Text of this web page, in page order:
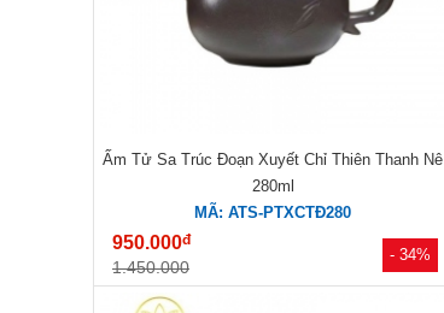
- 34%
Ấm Tử Sa Trúc Đoạn Xuyết Chỉ Thiên Thanh Nê
280ml
MÃ: ATS-PTXCTĐ280
950.000đ
1.450.000